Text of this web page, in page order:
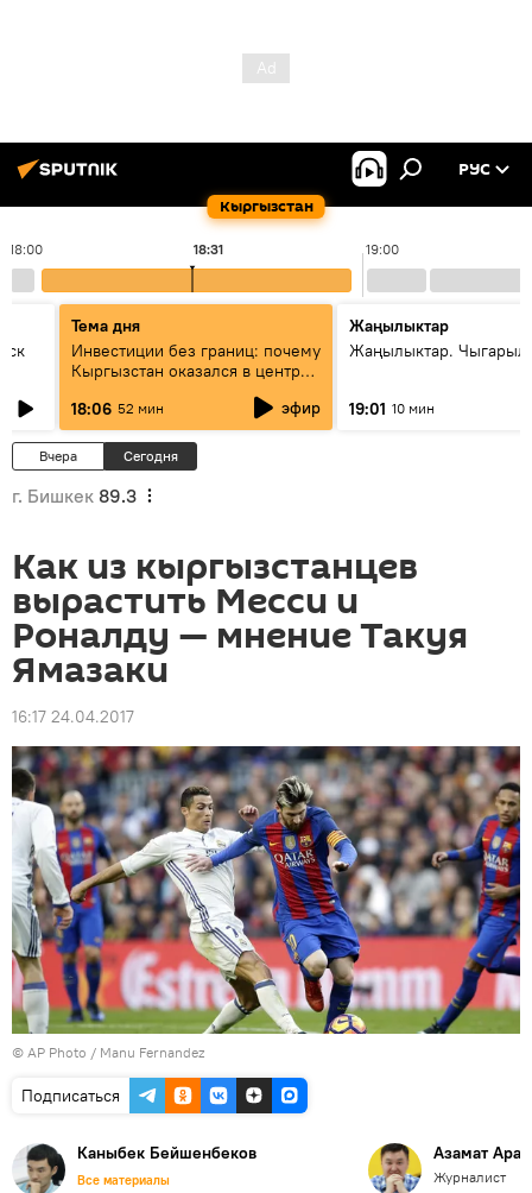
Кыргызстан
РУС
18:00 19:00
18:31
Тема дня
Инвестиции без границ: почему
Кыргызстан оказался в центре
18:06 52 мин эфир
Жаңылыктар
Жаңылыктар.
19:01 10 мин
Вчера Сегодня
г. Бишкек 89.3
Как из кыргызстанцев
вырастить Месси и
Роналду — мнение Такуя
Ямазаки
16:17 24.04.2017
© AP Photo / Manu Fernandez
Подписаться
Каныбек Бейшенбеков
Все материалы
Азамат
Журналист